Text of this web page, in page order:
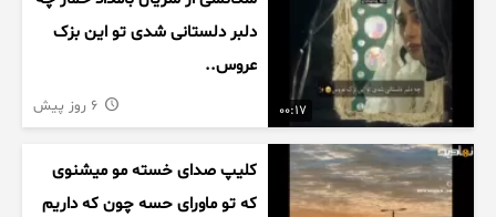
00:17
دلبر دلستانی شدی تو این بزک
عروس..
کلیپ صدای خسته مو میشنوی
که تو ماورای حسه چون که داریم